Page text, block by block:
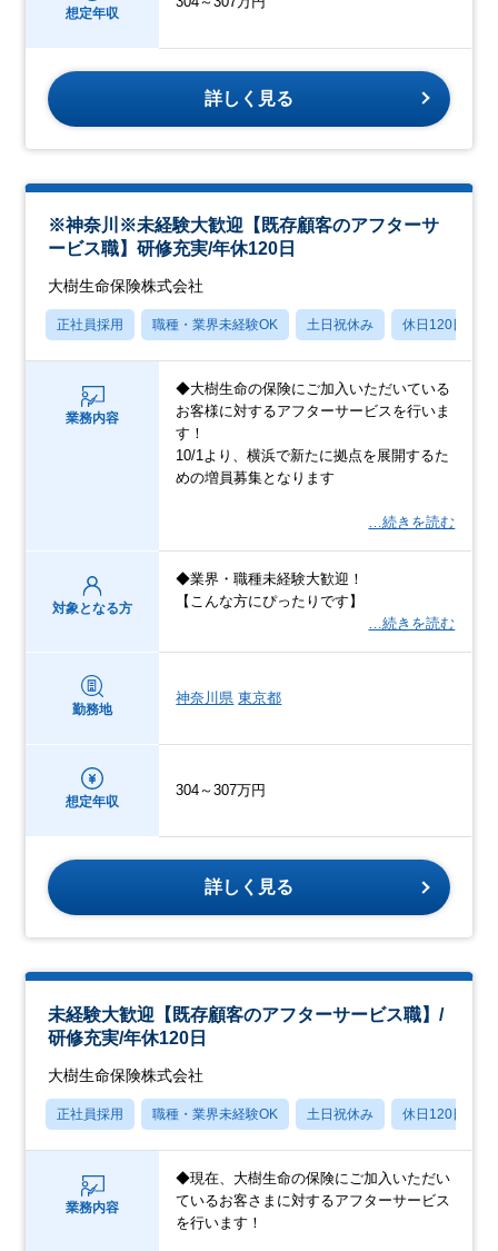
想定年収
詳しく見る
※神奈川※未経験大歓迎【既存顧客のアフターサ
ービス職】研修充実/年休120日
大樹生命保険株式会社
正社員採用 職種・業界未経験OK 土日祝休み 休日120日以上
業務内容
◆大樹生命の保険にご加入いただいている
お客様に対するアフターサービスを行いま
す！
10/1より、横浜で新たに拠点を展開するた
めの増員募集となります
…続きを読む
対象となる方
◆業界・職種未経験大歓迎！
【こんな方にぴったりです】
…続きを読む
勤務地
神奈川県 東京都
想定年収
304～307万円
詳しく見る
未経験大歓迎【既存顧客のアフターサービス職】/
研修充実/年休120日
大樹生命保険株式会社
正社員採用 職種・業界未経験OK 土日祝休み 休日120日以上
業務内容
◆現在、大樹生命の保険にご加入いただい
ているお客さまに対するアフターサービス
を行います！